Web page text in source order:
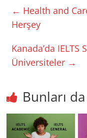
← Health and
Herşey
Kanada’da IELTS
Üniversiteler →
Bunları